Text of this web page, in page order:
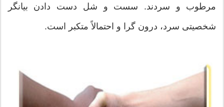
مرطوب و سردند. سست و شل دست دادن بیانگر
شخصیتی سرد، درون گرا و احتمالاً متکبر است.